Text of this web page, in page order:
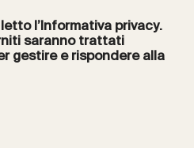
l’Informativa privacy.
saranno trattati
gestire e rispondere alla